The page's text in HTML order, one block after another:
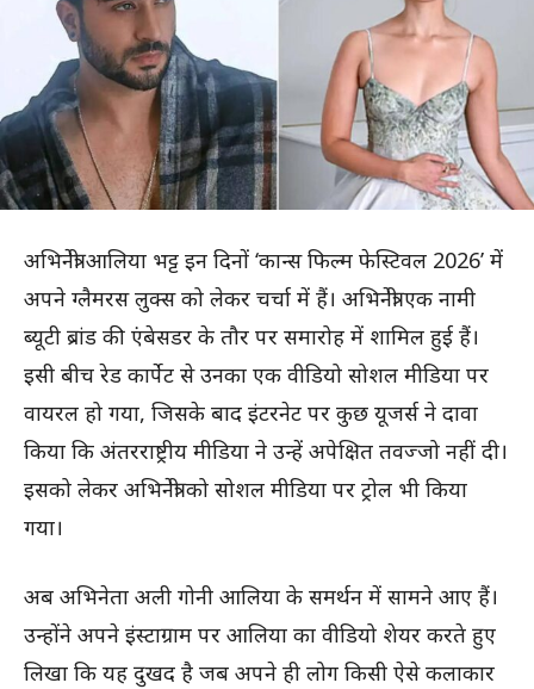
अभिनेत्री आलिया भट्ट इन दिनों ‘कान्स फिल्म फेस्टिवल 2026’ में
अपने ग्लैमरस लुक्स को लेकर चर्चा में हैं। अभिनेत्री एक नामी
ब्यूटी ब्रांड की एंबेसडर के तौर पर समारोह में शामिल हुई हैं।
इसी बीच रेड कार्पेट से उनका एक वीडियो सोशल मीडिया पर
वायरल हो गया, जिसके बाद इंटरनेट पर कुछ यूजर्स ने दावा
किया कि अंतरराष्ट्रीय मीडिया ने उन्हें अपेक्षित तवज्जो नहीं दी।
इसको लेकर अभिनेत्री को सोशल मीडिया पर ट्रोल भी किया
गया।
अब अभिनेता अली गोनी आलिया के समर्थन में सामने आए हैं।
उन्होंने अपने इंस्टाग्राम पर आलिया का वीडियो शेयर करते हुए
लिखा कि यह दुखद है जब अपने ही लोग किसी ऐसे कलाकार